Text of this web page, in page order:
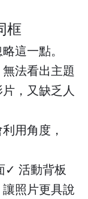
框
這一點。
法看出主題
，又缺乏人
用角度，
✓ 活動背板
照片更具說